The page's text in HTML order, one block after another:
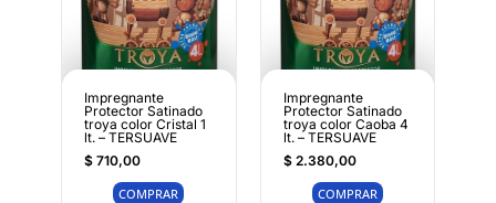
Impregnante
Protector Satinado
troya color Cristal 1
lt. – TERSUAVE
$710,00
COMPRAR
Impregnante
Protector Satinado
troya color Caoba 4
lt. – TERSUAVE
$2.380,00
COMPRAR